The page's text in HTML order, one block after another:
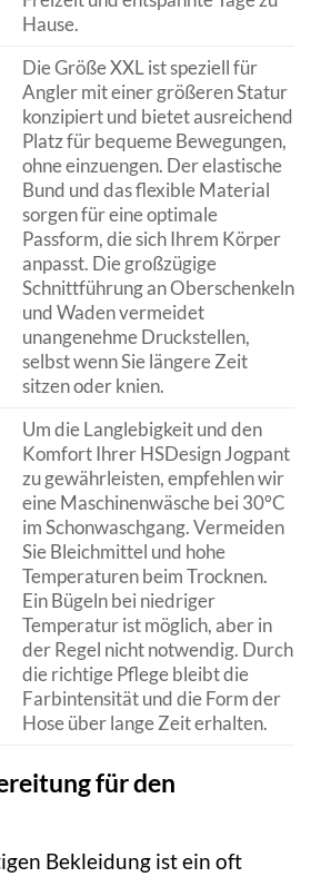
Hause.
Die Größe XXL ist speziell für
Angler mit einer größeren Statur
konzipiert und bietet ausreichend
Platz für bequeme Bewegungen,
ohne einzuengen. Der elastische
Bund und das flexible Material
sorgen für eine optimale
Passform, die sich Ihrem Körper
anpasst. Die großzügige
Schnittführung an Oberschenkeln
und Waden vermeidet
unangenehme Druckstellen,
selbst wenn Sie längere Zeit
sitzen oder knien.
Um die Langlebigkeit und den
Komfort Ihrer HSDesign Jogpant
zu gewährleisten, empfehlen wir
eine Maschinenwäsche bei 30°C
im Schonwaschgang. Vermeiden
Sie Bleichmittel und hohe
Temperaturen beim Trocknen.
Ein Bügeln bei niedriger
Temperatur ist möglich, aber in
der Regel nicht notwendig. Durch
die richtige Pflege bleibt die
Farbintensität und die Form der
Hose über lange Zeit erhalten.
für den
Bekleidung ist ein oft